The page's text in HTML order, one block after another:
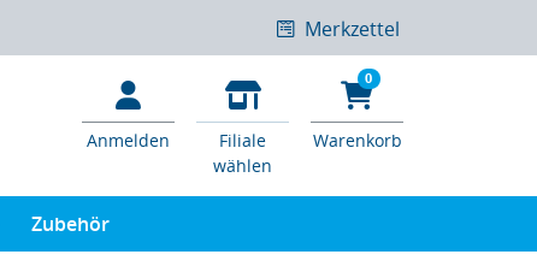
Merkzettel
Anmelden
Filiale
wählen
0
Warenkorb
Zubehör